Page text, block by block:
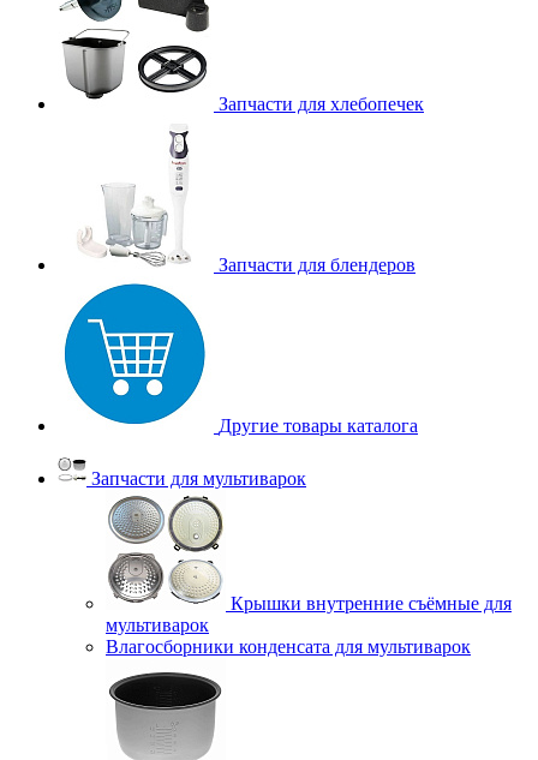
Запчасти для хлебопечек
Запчасти для блендеров
Другие товары каталога
Запчасти для мультиварок
Крышки внутренние съёмные для
мультиварок
Влагосборники конденсата для мультиварок